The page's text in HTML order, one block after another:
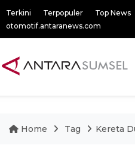
Terkini Terpopuler Top News
otomotif.antaranews.com
Home Tag Kereta